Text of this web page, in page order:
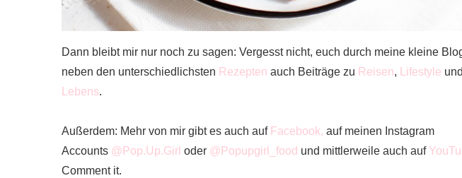
Dann bleibt mir nur noch zu sagen: Vergesst nicht, euch durch meine kleine
neben den unterschiedlichsten Rezepten auch Beiträge zu Reisen, Lifestyle
Lebens.
Außerdem: Mehr von mir gibt es auch auf Facebook, auf meinen Instagram
Accounts @Pop.Up.Girl oder @Popupgirl_food und mittlerweile auch auf
Comment it.